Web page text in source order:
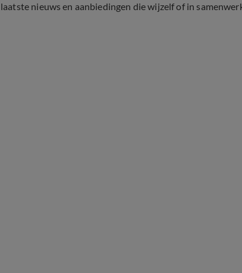
nieuws en aanbiedingen die wijzelf of in